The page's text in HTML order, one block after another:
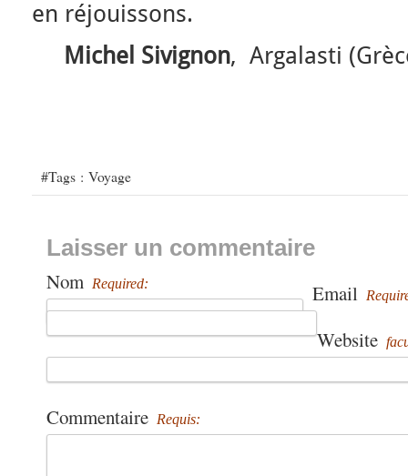
en réjouissons.
Michel Sivignon, Argalasti
#Tags : Voyage
Laisser un commentaire
Nom Required: Email
Website
Commentaire Requis: